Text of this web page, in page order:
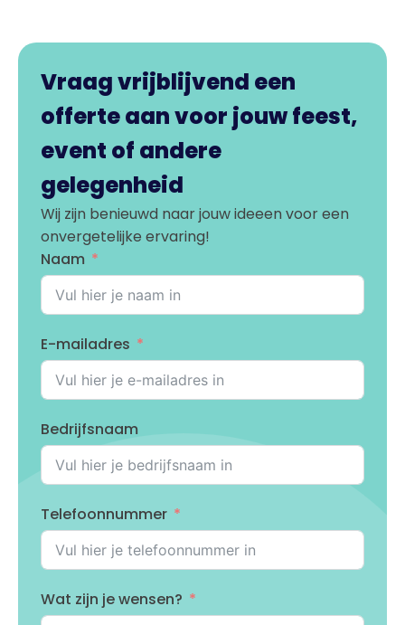
Vraag vrijblijvend een
offerte aan voor jouw feest,
event of andere
gelegenheid
Wij zijn benieuwd naar jouw ideeen voor een
onvergetelijke ervaring!
Naam
E-mailadres
Bedrijfsnaam
Telefoonnummer
Wat zijn je wensen?